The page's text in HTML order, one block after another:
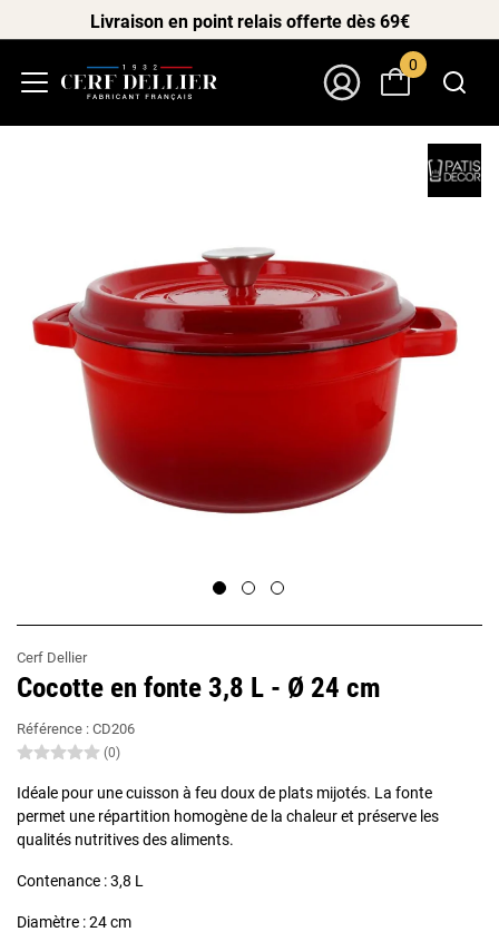
Livraison en point relais offerte dès 69€
0
Cerf Dellier
Cocotte en fonte 3,8 L - Ø 24 cm
Référence : CD206
(0)
Idéale pour une cuisson à feu doux de plats mijotés. La fonte
permet une répartition homogène de la chaleur et préserve les
qualités nutritives des aliments.
Contenance : 3,8 L
Diamètre : 24 cm